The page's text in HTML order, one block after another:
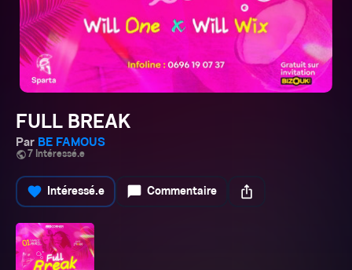
FULL BREAK
Par BE FAMOUS
public 7 Intéressé.e
favorite Intéressé.e chat_bubble Commentaire ios_share